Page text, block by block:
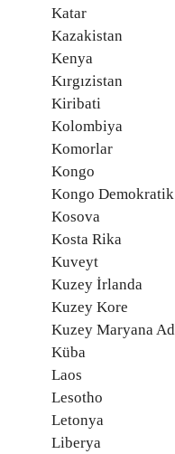
Katar
Kazakistan
Kenya
Kırgızistan
Kiribati
Kolombiya
Komorlar
Kongo
Kongo
Kosova
Kosta Rika
Kuveyt
Kuzey İrlanda
Kuzey Kore
Kuzey Maryana
Küba
Laos
Lesotho
Letonya
Liberya